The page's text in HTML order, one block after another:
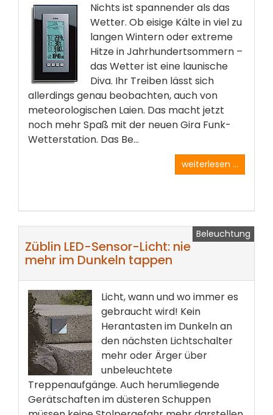
Nichts ist spannender als das
Wetter. Ob eisige Kälte in viel zu
langen Wintern oder extreme
Hitze in Jahrhundertsommern –
das Wetter ist eine launische
Diva. Ihr Treiben lässt sich
allerdings genau beobachten, auch von
meteorologischen Laien. Das macht jetzt
noch mehr Spaß mit der neuen Gira Funk-
Wetterstation. Das Be...
weiterlesen ...
Beleuchtung
Züblin LED-Sensor-Licht: nie
mehr im Dunkeln tappen
Licht, wann und wo immer es
gebraucht wird! Kein
Herantasten im Dunkeln an
den nächsten Lichtschalter
mehr oder Ärger über
unbeleuchtete
Treppenaufgänge. Auch herumliegende
Gerätschaften im düsteren Schuppen